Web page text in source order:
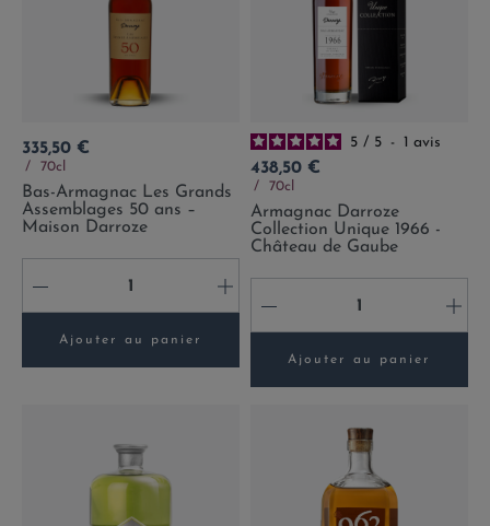
Prix
335,50 €
70cl
Bas-Armagnac Les Grands
Assemblages 50 ans –
Maison Darroze
- +
Ajouter au panier
5 / 5 - 1 avis
Prix
438,50 €
70cl
Armagnac Darroze
Collection Unique 1966 -
Château de Gaube
- +
Ajouter au panier